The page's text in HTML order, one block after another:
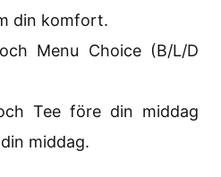
din komfort.
Menu Choice (B/L/D
Tee före din middag
middag.